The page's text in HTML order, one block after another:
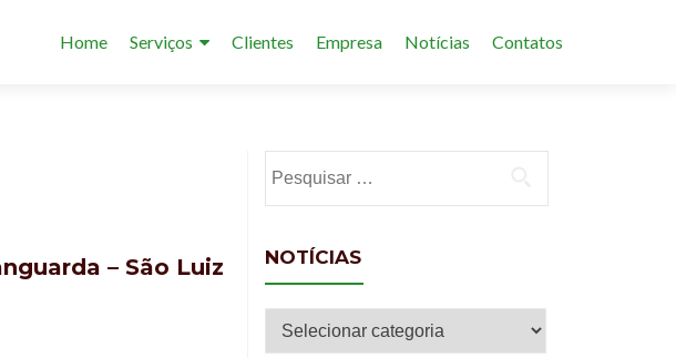
Home Serviços Clientes Empresa Notícias Contatos
– São Luiz
NOTÍCIAS
Notícias